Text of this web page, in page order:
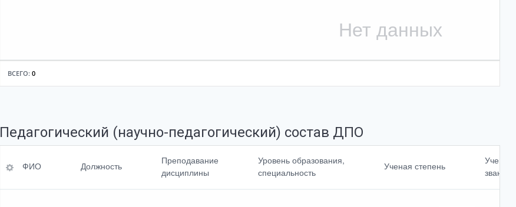
Нет данных
ВСЕГО: 0
Педагогический (научно-педагогический) состав ДПО
Уровень
образования,
Повышение
квалификации,
ФИО Должность
Преподавание
дисциплины
Уровень образования,
специальность
Ученая степень
Ученое
звание